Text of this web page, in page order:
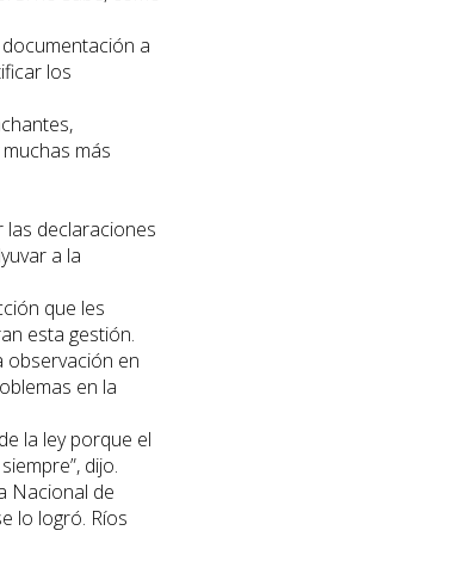
a
los
más
las declaraciones
a la
que les
esta gestión.
observación en
en la
la ley porque el
dijo.
Nacional de
lo logró. Ríos